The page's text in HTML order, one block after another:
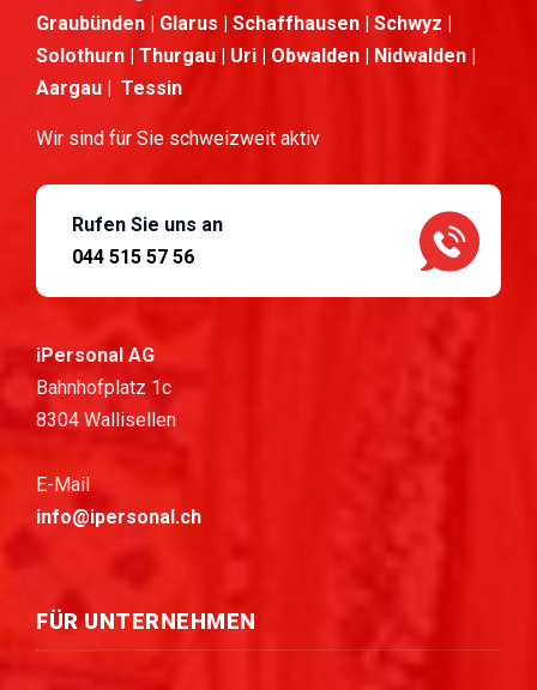
Graubünden | Glarus | Schaffhausen | Schwyz |
Solothurn | Thurgau | Uri | Obwalden | Nidwalden |
Aargau | Tessin
Wir sind für Sie schweizweit aktiv
Rufen Sie uns an
044 515 57 56
iPersonal AG
Bahnhofplatz 1c
8304 Wallisellen
E-Mail
info@ipersonal.ch
FÜR UNTERNEHMEN